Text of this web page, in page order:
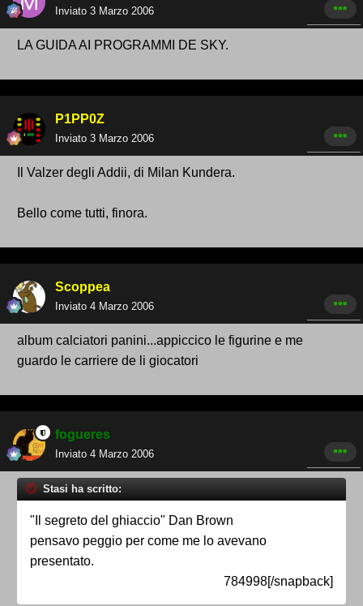
Inviato 3 Marzo 2006
LA GUIDA AI PROGRAMMI DE SKY.
P1PP0Z
Inviato 3 Marzo 2006
Il Valzer degli Addii, di Milan Kundera.
Bello come tutti, finora.
Scoppea
Inviato 4 Marzo 2006
album calciatori panini...appiccico le figurine e me
guardo le carriere de li giocatori
fogueres
Inviato 4 Marzo 2006
Stasi ha scritto:
"Il segreto del ghiaccio" Dan Brown
pensavo peggio per come me lo avevano
presentato.
784998[/snapback]